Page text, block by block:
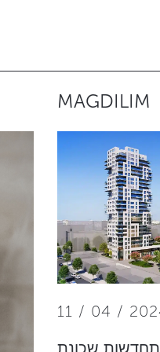
MAGDILIM
11 / 04 /
שכונת